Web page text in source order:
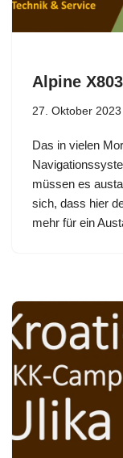
Alpine
27. Oktober 2023
Das in vielen
müssen es
sich, dass hier
mehr für ein